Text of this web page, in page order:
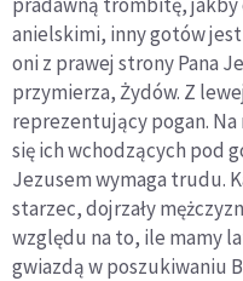
anielskimi, inny gotów
oni z prawej strony Pana
przymierza, Żydów. Z
reprezentujący pogan.
się ich wchodzących pod
Jezusem wymaga trudu.
starzec, dojrzały
względu na to, ile mamy
gwiazdą w poszukiwaniu